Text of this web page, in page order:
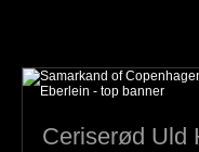
Ceriserød Uld